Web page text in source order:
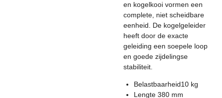
en kogelkooi vormen een
complete, niet scheidbare
eenheid. De kogelgeleider
heeft door de exacte
geleiding een soepele loop
en goede zijdelingse
stabiliteit.
Belastbaarheid10 kg
Lengte 380 mm